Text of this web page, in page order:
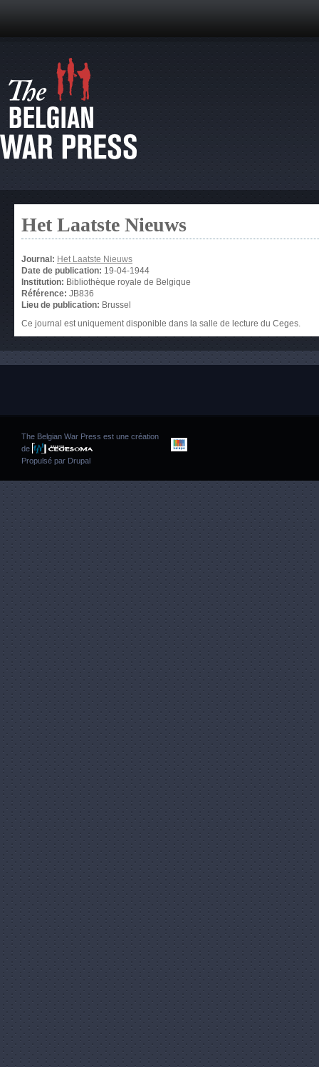
Het Laatste Nieuws
Journal: Het Laatste Nieuws
Date de publication: 19-04-1944
Institution: Bibliothèque royale de Belgique
Référence: JB836
Lieu de publication: Brussel
Ce journal est uniquement disponible dans la salle de lecture du Ceges.
The Belgian War Press est une création
de
Propulsé par Drupal